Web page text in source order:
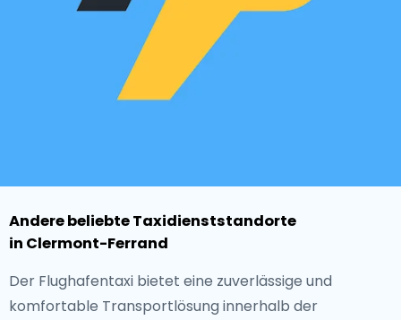
Andere beliebte Taxidienststandorte
in Clermont-Ferrand
Der Flughafentaxi bietet eine zuverlässige und
komfortable Transportlösung innerhalb der